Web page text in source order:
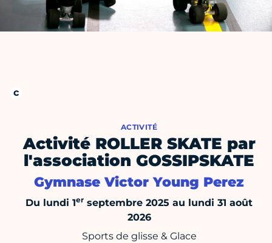
ACTIVITÉ
Activité ROLLER SKATE par
l'association GOSSIPSKATE
Gymnase Victor Young Perez
Du lundi 1er septembre 2025 au lundi 31 août
2026
Sports de glisse & Glace